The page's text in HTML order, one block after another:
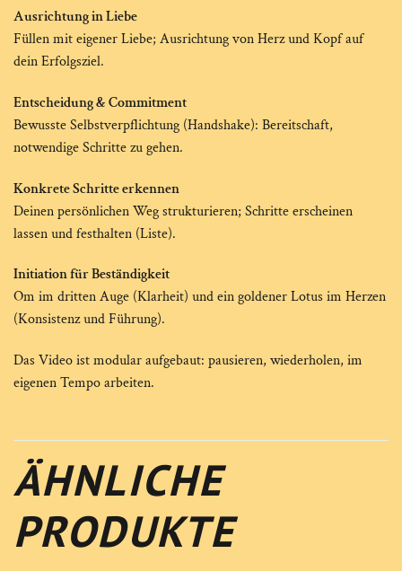
Ausrichtung in Liebe
Füllen mit eigener Liebe; Ausrichtung von Herz und Kopf auf
dein Erfolgsziel.
Entscheidung & Commitment
Bewusste Selbstverpflichtung (Handshake): Bereitschaft,
notwendige Schritte zu gehen.
Konkrete Schritte erkennen
Deinen persönlichen Weg strukturieren; Schritte erscheinen
lassen und festhalten (Liste).
Initiation für Beständigkeit
Om im dritten Auge (Klarheit) und ein goldener Lotus im Herzen
(Konsistenz und Führung).
Das Video ist modular aufgebaut: pausieren, wiederholen, im
eigenen Tempo arbeiten.
ÄHNLICHE
PRODUKTE